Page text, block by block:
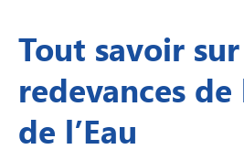
Tout savoir
redevances de
de l’Eau